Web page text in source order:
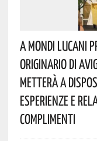
A Mondi Lucani
Originario Di
Metterà A
Esperienze E
Complimenti